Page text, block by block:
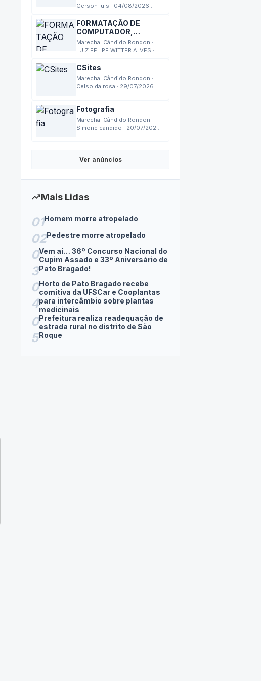
Gerson luis · 04/08/2026
FORMATAÇÃO DE
COMPUTADOR,
MONTAGEM,
MANUTENÇÃO
Marechal Cândido Rondon ·
LUIZ FELIPE WITTER ALVES ·
CSites
Marechal Cândido Rondon ·
Celso da rosa · 29/07/2026
Fotografia
Marechal Cândido Rondon ·
Simone candido · 20/07/2026
Ver anúncios
trending_upMais Lidas
01Homem morre atropelado
02Pedestre morre atropelado
0
3
Vem aí… 36º Concurso Nacional do
Cupim Assado e 33º Aniversário de
Pato Bragado!
0
4
Horto de Pato Bragado recebe
comitiva da UFSCar e Cooplantas
para intercâmbio sobre plantas
medicinais
0
5
Prefeitura realiza readequação de
estrada rural no distrito de São
Roque